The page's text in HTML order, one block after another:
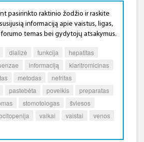
pasirinkto raktinio žodžio ir raskite
informaciją apie vaistus, ligas,
temas bei gydytojų atsakymus.
dializė funkcija
hepatitas
informaciją
klaritromicinas
metodas
nefritas
pastebėta poveikis
preparatas
stomotologas
šviesos
vaikai vaistai
venos